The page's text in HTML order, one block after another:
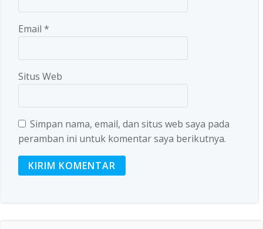
Email *
Situs Web
Simpan nama, email, dan situs web saya pada
peramban ini untuk komentar saya berikutnya.